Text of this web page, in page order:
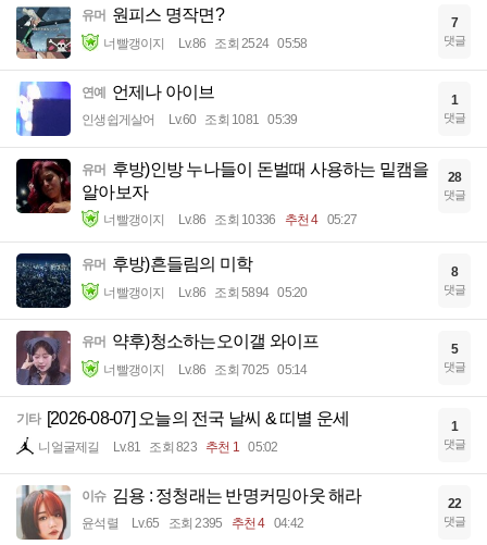
유머 원피스 명작면?
너빨갱이지 Lv.86 조회 2524 05:58
7
댓글
연예 언제나 아이브
인생쉽게살어 Lv.60 조회 1081 05:39
1
댓글
유머 후방)인방 누나들이 돈벌때 사용하는 밑캠을
알아보자
너빨갱이지 Lv.86 조회 10336 추천 4 05:27
28
댓글
유머 후방)흔들림의 미학
너빨갱이지 Lv.86 조회 5894 05:20
8
댓글
유머 약후)청소하는오이갤 와이프
너빨갱이지 Lv.86 조회 7025 05:14
5
댓글
기타 [2026-08-07] 오늘의 전국 날씨 & 띠별 운세
니얼굴제길 Lv.81 조회 823 추천 1 05:02
1
댓글
이슈 김용 : 정청래는 반명커밍아웃 해라
윤석렬 Lv.65 조회 2395 추천 4 04:42
22
댓글